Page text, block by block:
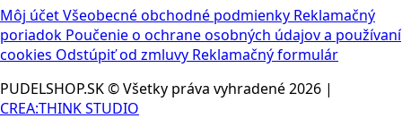
Môj účetVšeobecné obchodné podmienky Reklamačný
poriadok Poučenie o ochrane osobných údajov a používaní
cookies Odstúpiť od zmluvy Reklamačný formulár
PUDELSHOP.SK © Všetky práva vyhradené2026 |
CREA:THINK STUDIO